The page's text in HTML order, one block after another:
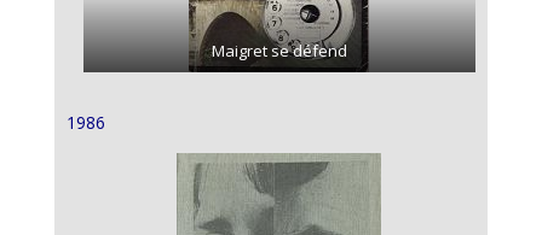
Maigret se défend
1986